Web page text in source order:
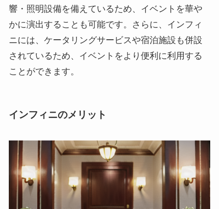
響・照明設備を備えているため、イベントを華や
かに演出することも可能です。さらに、インフィ
ニには、ケータリングサービスや宿泊施設も併設
されているため、イベントをより便利に利用する
ことができます。
インフィニのメリット